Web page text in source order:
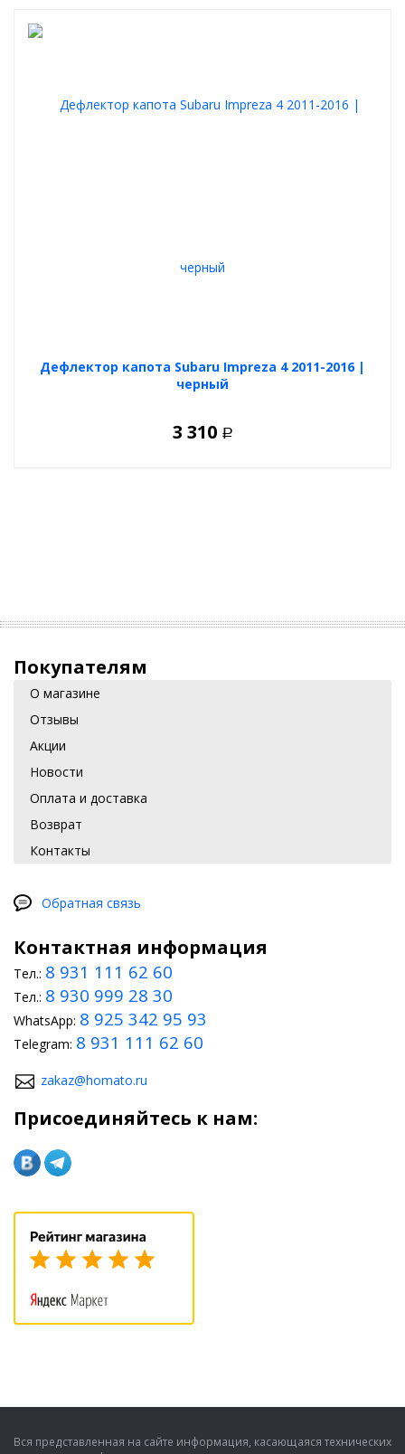
Дефлектор капота Subaru Impreza 4 2011-2016 |
черный
3 310 Р
Покупателям
О магазине
Отзывы
Акции
Новости
Оплата и доставка
Возврат
Контакты
Обратная связь
Контактная информация
Тел.: 8 931 111 62 60
Тел.: 8 930 999 28 30
WhatsApp: 8 925 342 95 93
Telegram: 8 931 111 62 60
zakaz@homato.ru
Присоединяйтесь к нам:
Вся представленная на сайте информация, касающаяся технических